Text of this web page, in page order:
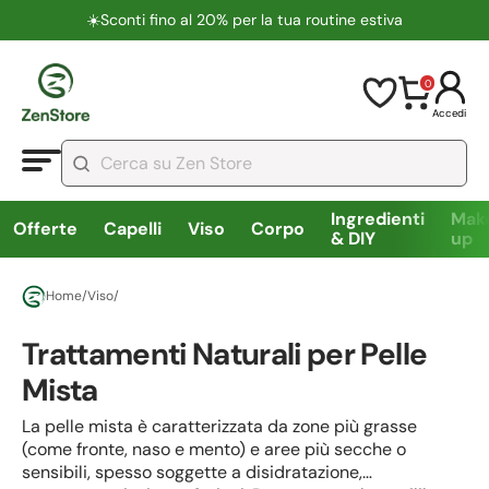
☀️​Sconti fino al 20% per la tua routine estiva
0
Accedi
Offerte Capelli Viso Corpo
Ingredienti
& DIY
up
Home/Viso/
Trattamenti Naturali per Pelle
Mista
La pelle mista è caratterizzata da zone più grasse
(come fronte, naso e mento) e aree più secche o
sensibili, spesso soggette a disidratazione,